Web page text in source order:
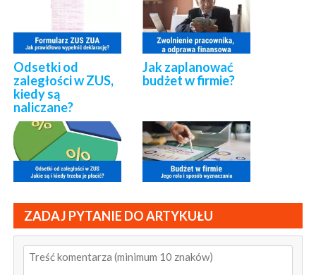
Odsetki od
zaległości w ZUS,
kiedy są
naliczane?
Jak zaplanować
budżet w firmie?
ZADAJ PYTANIE DO ARTYKUŁU